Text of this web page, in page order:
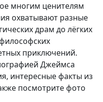
многим ценителям
охватывают разные
драм до лёгких
приключений.
Джеймса
интересные факты из
посмотрите фото